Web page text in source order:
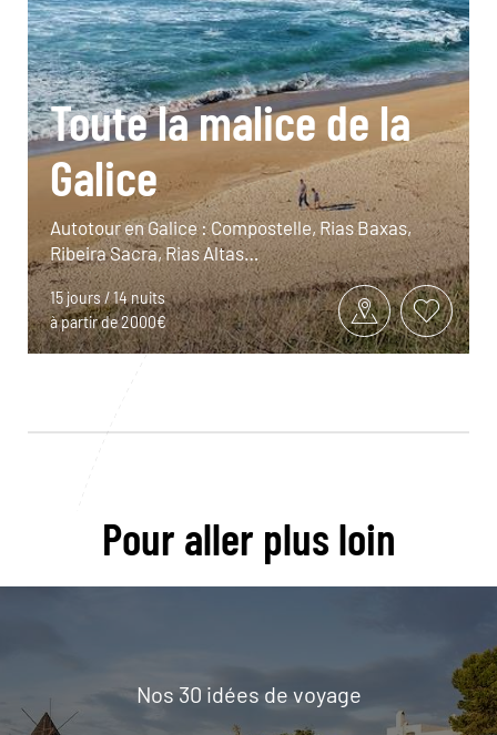
Toute la malice de la
Galice
Autotour en Galice : Compostelle, Rias Baxas,
Ribeira Sacra, Rias Altas…
15 jours / 14 nuits
à partir de 2000€
Pour aller plus loin
Nos 30 idées de voyage